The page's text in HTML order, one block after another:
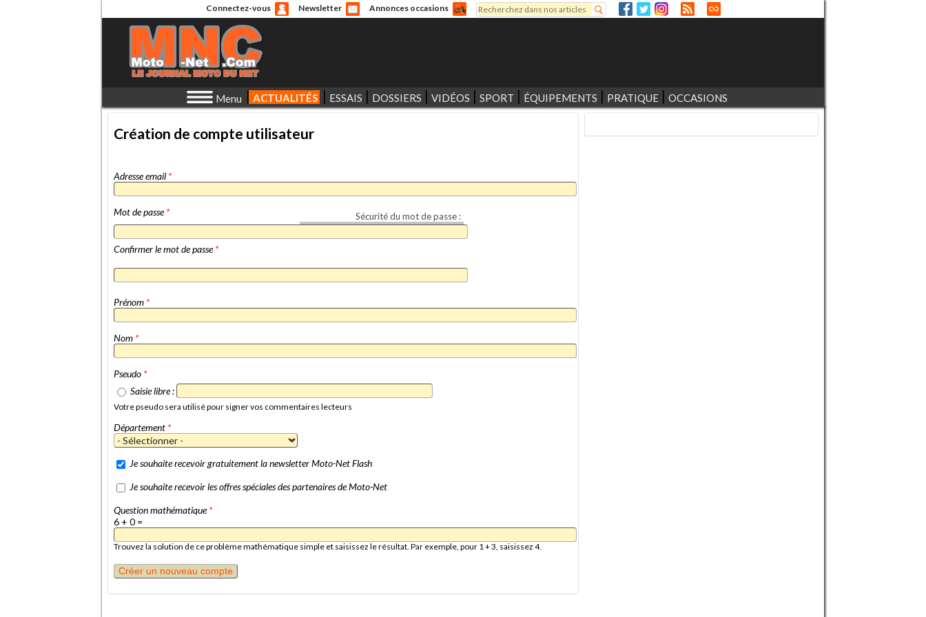
Connectez-vous Newsletter Annonces occasions
Formulaire de recherche
Rechercher
Menu ACTUALITÉS ESSAIS DOSSIERS VIDÉOS SPORT ÉQUIPEMENTS PRATIQUE OCCASIONS
Création de compte utilisateur
Adresse email *
Sécurité du mot de passe :
Mot de passe*
Confirmer le mot de passe*
Prénom *
Nom *
Pseudo *
Saisie libre :
Votre pseudo sera utilisé pour signer vos commentaires lecteurs
Département *
Je souhaite recevoir gratuitement la newsletter Moto-Net Flash
Je souhaite recevoir les offres spéciales des partenaires de Moto-Net
Question mathématique*
6 + 0 =
Trouvez la solution de ce problème mathématique simple et saisissez le résultat. Par exemple, pour 1 + 3, saisissez 4.